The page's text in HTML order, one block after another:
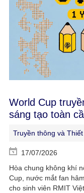
World Cup
sáng tạo toàn
Truyền thông và
17/07/2026
Hòa chung không khí
Cup, nước mắt fan
cho sinh viên RMIT